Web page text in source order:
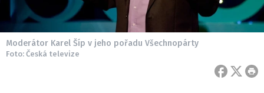
Moderátor Karel Šíp v jeho pořadu Všechnopárty
Foto: Česká televize